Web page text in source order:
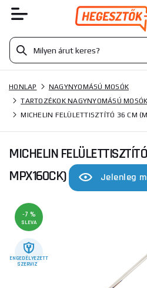
HONLAP
NAGYNYOMÁSÚ MOSÓK
TARTOZÉKOK NAGYNYOMÁSÚ
MICHELIN FELÜLETTISZTÍTÓ 36 CM
MICHELIN
MPX160CK)
Jelenleg
-7 %
SLEVA
ENGEDÉLYEZETT
SZERVIZ